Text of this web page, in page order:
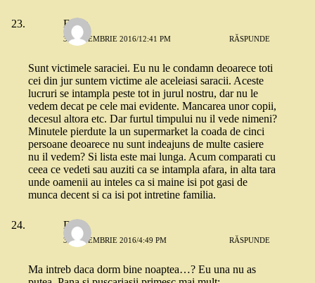
Elena
3 SEPTEMBRIE 2016/12:41 PM RĂSPUNDE
Sunt victimele saraciei. Eu nu le condamn deoarece toti
cei din jur suntem victime ale aceleiasi saracii. Aceste
lucruri se intampla peste tot in jurul nostru, dar nu le
vedem decat pe cele mai evidente. Mancarea unor copii,
decesul altora etc. Dar furtul timpului nu il vede nimeni?
Minutele pierdute la un supermarket la coada de cinci
persoane deoarece nu sunt indeajuns de multe casiere
nu il vedem? Si lista este mai lunga. Acum comparati cu
ceea ce vedeti sau auziti ca se intampla afara, in alta tara
unde oamenii au inteles ca si maine isi pot gasi de
munca decent si ca isi pot intretine familia.
Delia
3 SEPTEMBRIE 2016/4:49 PM RĂSPUNDE
Ma intreb daca dorm bine noaptea…? Eu una nu as